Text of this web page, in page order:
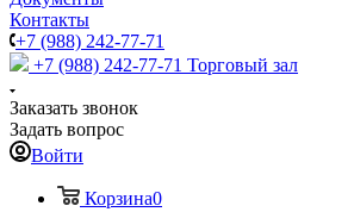
Контакты
+7 (988) 242-77-71
+7 (988) 242-77-71 Торговый зал
Заказать звонок
Задать вопрос
Войти
Корзина0